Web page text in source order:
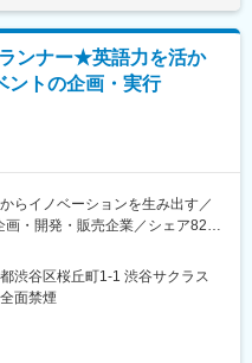
、引き締めや緩和の流れを予測
ウハウが、当社の開発を支える
る豊富なスキルと知見を持った
います。
が部署の垣根を越えて「チーム
ます。
ンナー★英語力を活か
ントの企画・実行
イノベーションを生み出す／
・開発・販売企業／シェア82%
属し、当社が主催するさまざま
ントにおけるコンテンツの企
を担当します。担当するビジネ
渋谷区桜丘町1-1 渋谷サクラス
面禁煙